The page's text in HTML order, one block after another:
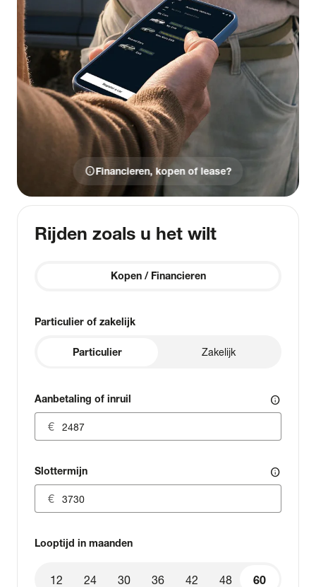
infoFinancieren, kopen of lease?
Rijden zoals u het wilt
Kopen / Financieren
Particulier of zakelijk
Particulier Zakelijk
Aanbetaling of inruil info
Slottermijn info
Looptijd in maanden
60
12 24 30 36 42 48 60